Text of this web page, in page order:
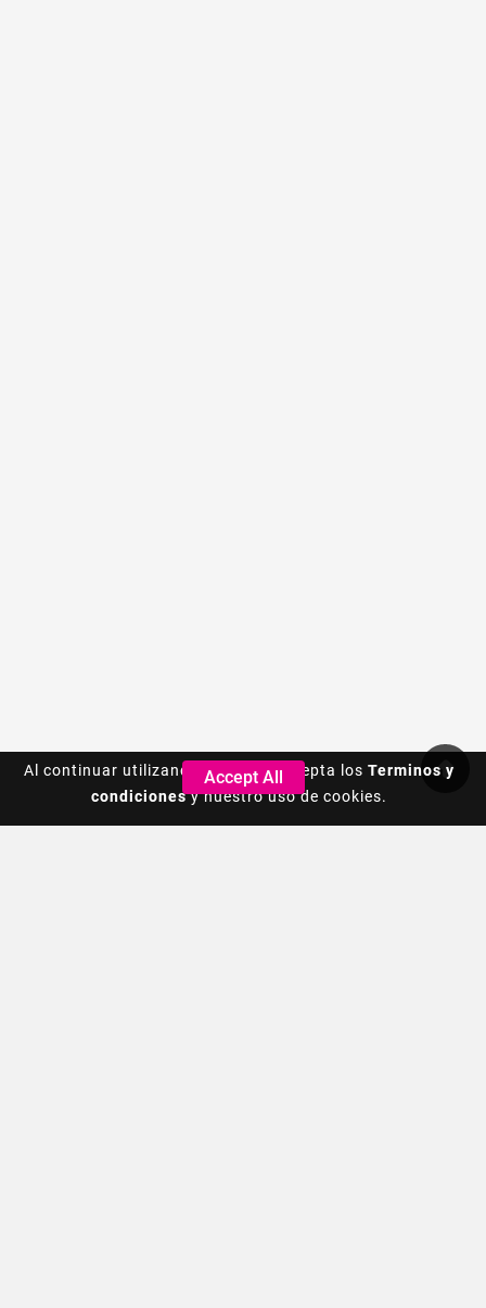
Al continuar utilizando este sitio, acepta los Terminos y
condicionesy nuestro uso de cookies.
Accept All
Al continuar utilizando este sitio, acepta los Terminos y
condicionesy nuestro uso de cookies.
Accept All